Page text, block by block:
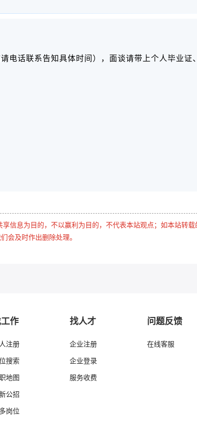
电话联系告知具体时间），面谈请带上个人毕业证
信息为目的，不以赢利为目的，不代表本站观点；如本站转载
会及时作出删除处理。
作
注册
搜索
地图
公招
岗位
找人才
企业注册
企业登录
服务收费
问题反馈
在线客服